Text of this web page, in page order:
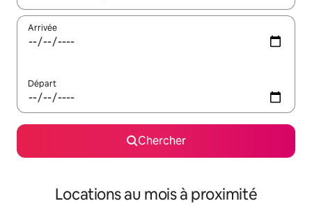
Arrivée
Départ
Chercher
Locations au mois à proximité